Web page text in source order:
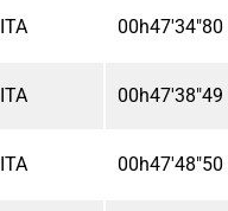
ITA 00h47'34"80
ITA 00h47'38"49
ITA 00h47'48"50